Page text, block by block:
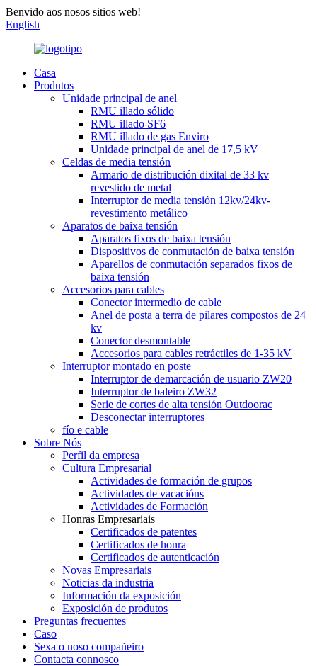
Benvido aos nosos sitios web!
English
Casa
Produtos
Unidade principal de anel
RMU illado sólido
RMU illado SF6
RMU illado de gas Enviro
Unidade principal de anel de 17,5 kV
Celdas de media tensión
Armario de distribución dixital de 33 kv
revestido de metal
Interruptor de media tensión 12kv/24kv-
revestimento metálico
Aparatos de baixa tensión
Aparatos fixos de baixa tensión
Dispositivos de conmutación de baixa tensión
Aparellos de conmutación separados fixos de
baixa tensión
Accesorios para cables
Conector intermedio de cable
Anel de posta a terra de pilares compostos de 24
kv
Conector desmontable
Accesorios para cables retráctiles de 1-35 kV
Interruptor montado en poste
Interruptor de demarcación de usuario ZW20
Interruptor de baleiro ZW32
Serie de cortes de alta tensión Outdoorac
Desconectar interruptores
fío e cable
Sobre Nós
Perfil da empresa
Cultura Empresarial
Actividades de formación de grupos
Actividades de vacacións
Actividades de Formación
Honras Empresariais
Certificados de patentes
Certificados de honra
Certificados de autenticación
Novas Empresariais
Noticias da industria
Información da exposición
Exposición de produtos
Preguntas frecuentes
Caso
Sexa o noso compañeiro
Contacta connosco